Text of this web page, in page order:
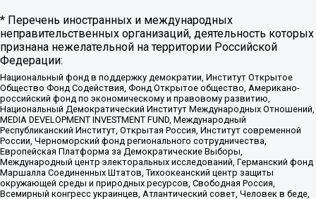
* Перечень иностранных и международных
неправительственных организаций, деятельность которых
признана нежелательной на территории Российской
Федерации:
Национальный фонд в поддержку демократии, Институт Открытое
Общество Фонд Содействия, Фонд Открытое общество, Американо-
российский фонд по экономическому и правовому развитию,
Национальный Демократический Институт Международных Отношений,
MEDIA DEVELOPMENT INVESTMENT FUND, Международный
Республиканский Институт, Открытая Россия, Институт современной
России, Черноморский фонд регионального сотрудничества,
Европейская Платформа за Демократические Выборы,
Международный центр электоральных исследований, Германский фонд
Маршалла Соединенных Штатов, Тихоокеанский центр защиты
окружающей среды и природных ресурсов, Свободная Россия,
Всемирный конгресс украинцев, Атлантический совет, Человек в беде,